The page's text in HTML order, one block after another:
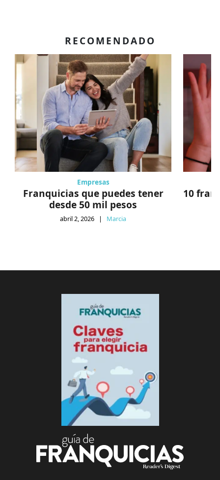
RECOMENDADO
Empresas
Franquicias que puedes tener
desde 50 mil pesos
abril 2, 2026 | Marcia
10